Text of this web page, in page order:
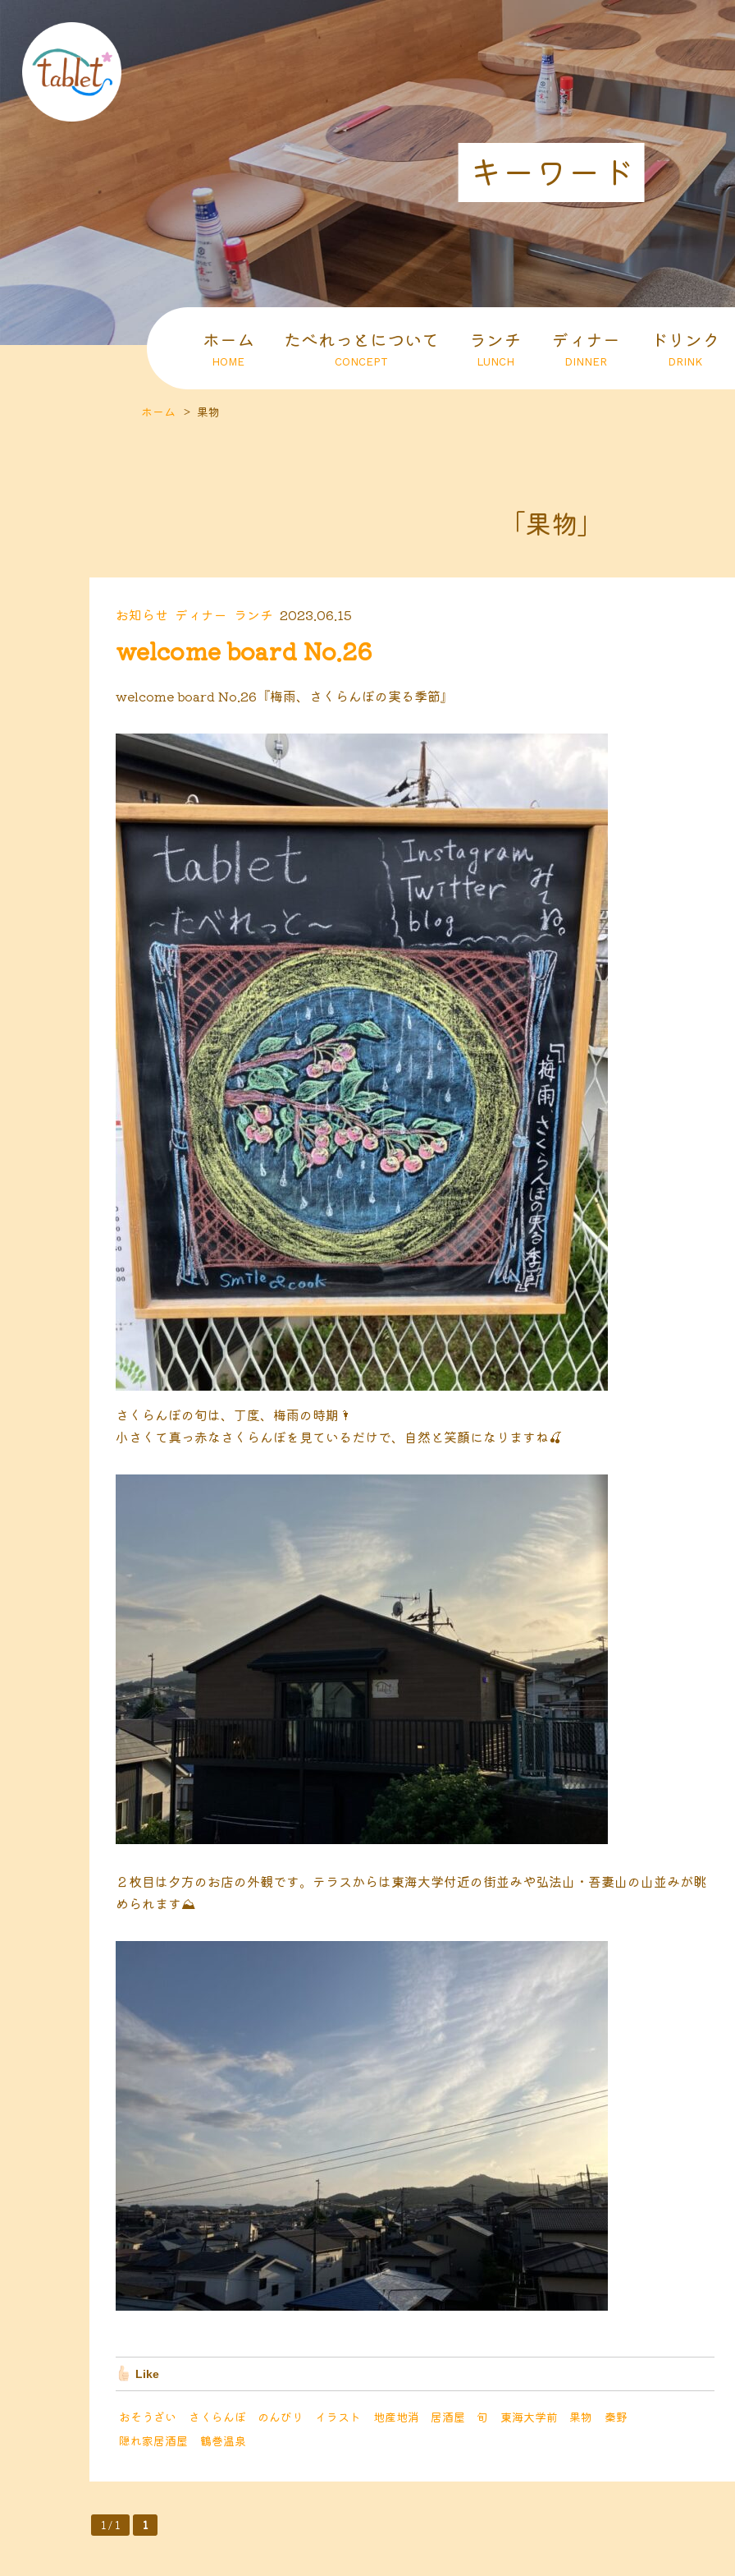
キーワード
ホーム
HOME
たべれっとについて
CONCEPT
ランチ
LUNCH
ディナー
DINNER
ドリンク
DRINK
ホーム 果物
「果物」
お知らせ ディナー ランチ 2023.06.15
welcome board No.26
welcome board No.26『梅雨、さくらんぼの実る季節』
さくらんぼの旬は、丁度、梅雨の時期🌂
小さくて真っ赤なさくらんぼを見ているだけで、自然と笑顔になりますね🍒
２枚目は夕方のお店の外観です。テラスからは東海大学付近の街並みや弘法山・吾妻山の山並みが眺
められます⛰
Like
おそうざい さくらんぼ のんびり イラスト 地産地消 居酒屋 旬 東海大学前 果物
秦野
隠れ家居酒屋
鶴巻温泉
1 / 1 1